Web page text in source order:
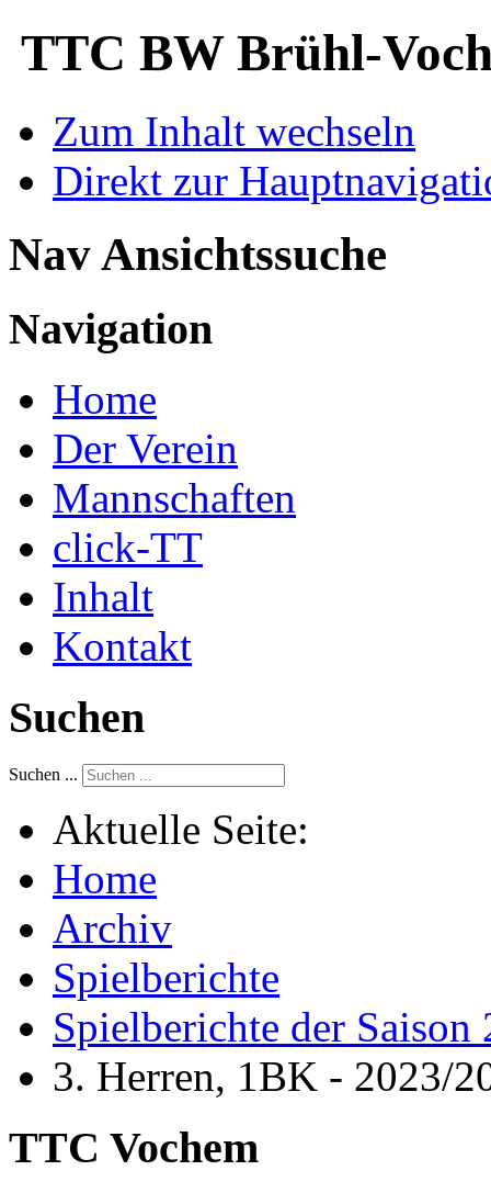
TTC BW Brühl-
Zum Inhalt wechseln
Direkt zur
Nav Ansichtssuche
Navigation
Home
Der Verein
Mannschaften
click-TT
Inhalt
Kontakt
Suchen
Suchen ...
Aktuelle Seite:
Home
Archiv
Spielberichte
Spielberichte der Saison
3. Herren, 1BK - 2023/
TTC Vochem